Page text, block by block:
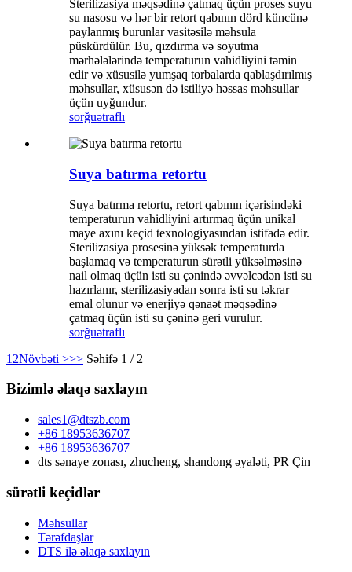
Sterilizasiya məqsədinə çatmaq üçün proses suyu
su nasosu və hər bir retort qabının dörd küncünə
paylanmış burunlar vasitəsilə məhsula
püskürdülür. Bu, qızdırma və soyutma
mərhələlərində temperaturun vahidliyini təmin
edir və xüsusilə yumşaq torbalarda qablaşdırılmış
məhsullar, xüsusən də istiliyə həssas məhsullar
üçün uyğundur.
sorğuətraflı
Suya batırma retortu
Suya batırma retortu, retort qabının içərisindəki
temperaturun vahidliyini artırmaq üçün unikal
maye axını keçid texnologiyasından istifadə edir.
Sterilizasiya prosesinə yüksək temperaturda
başlamaq və temperaturun sürətli yüksəlməsinə
nail olmaq üçün isti su çənində əvvəlcədən isti su
hazırlanır, sterilizasiyadan sonra isti su təkrar
emal olunur və enerjiyə qənaət məqsədinə
çatmaq üçün isti su çəninə geri vurulur.
sorğuətraflı
1 2Növbəti >>> Səhifə 1 / 2
Bizimlə əlaqə saxlayın
sales1@dtszb.com
+86 18953636707
+86 18953636707
dts sənaye zonası, zhucheng, shandong əyaləti, PR Çin
sürətli keçidlər
Məhsullar
Tərəfdaşlar
DTS ilə əlaqə saxlayın